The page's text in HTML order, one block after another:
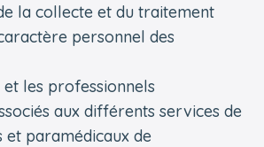
la collecte et du traitement
personnel des
les professionnels
aux différents services de
et paramédicaux de